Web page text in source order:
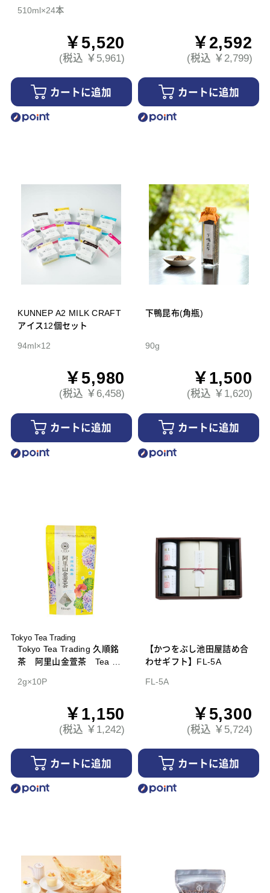
510ml×24本
￥5,520
(税込 ￥5,961)
カートに追加
￥2,592
(税込 ￥2,799)
カートに追加
KUNNEP A2 MILK CRAFT
アイス12個セット
94ml×12
￥5,980
(税込 ￥6,458)
カートに追加
下鴨昆布(角瓶)
90g
￥1,500
(税込 ￥1,620)
カートに追加
Tokyo Tea Trading
Tokyo Tea Trading 久順銘
茶 阿里山金萱茶 Tea Ba
2g×10P
￥1,150
(税込 ￥1,242)
カートに追加
【かつをぶし池田屋詰め合
わせギフト】FL-5A
FL-5A
￥5,300
(税込 ￥5,724)
カートに追加